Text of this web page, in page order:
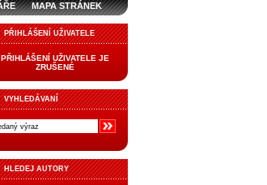
MAPA STRÁNEK
PŘIHLÁŠENÍ UŽIVATELE
PŘIHLÁŠENÍ UŽIVATELE JE
ZRUŠENÉ
VYHLEDÁVANÍ
HLEDEJ AUTORY